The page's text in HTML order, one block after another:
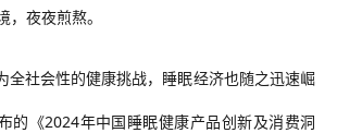
，夜夜煎熬。
全社会性的健康挑战，睡眠经济也随之迅速崛
的《2024年中国睡眠健康产品创新及消费洞